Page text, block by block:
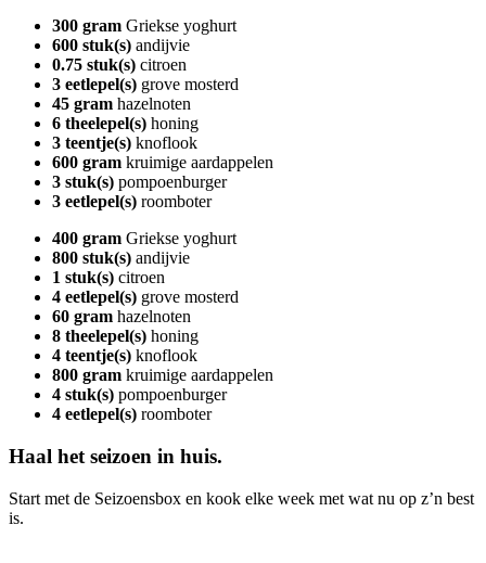
300 gram Griekse yoghurt
600 stuk(s) andijvie
0.75 stuk(s) citroen
3 eetlepel(s) grove mosterd
45 gram hazelnoten
6 theelepel(s) honing
3 teentje(s) knoflook
600 gram kruimige aardappelen
3 stuk(s) pompoenburger
3 eetlepel(s) roomboter
400 gram Griekse yoghurt
800 stuk(s) andijvie
1 stuk(s) citroen
4 eetlepel(s) grove mosterd
60 gram hazelnoten
8 theelepel(s) honing
4 teentje(s) knoflook
800 gram kruimige aardappelen
4 stuk(s) pompoenburger
4 eetlepel(s) roomboter
Haal het seizoen in huis.
Start met de Seizoensbox en kook elke week met wat nu op z’n best
is.